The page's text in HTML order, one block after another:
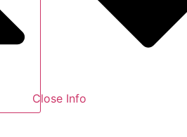
Close Info